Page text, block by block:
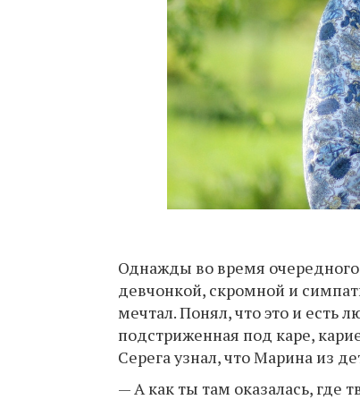
Однажды во время
девчонкой, скромной и
мечтал. Понял, что это и есть
подстриженная под каре,
Серега узнал, что Марина из
— А как ты там оказалась, где